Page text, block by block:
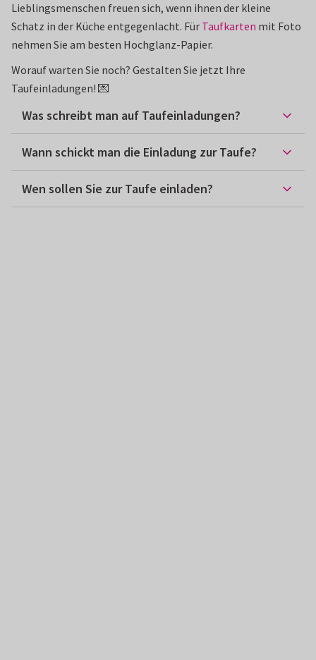
Lieblingsmenschen freuen sich, wenn ihnen der kleine
Schatz in der Küche entgegenlacht. Für Taufkarten mit Foto
nehmen Sie am besten Hochglanz-Papier.
Worauf warten Sie noch? Gestalten Sie jetzt Ihre
Taufeinladungen! 💌
Was schreibt man auf Taufeinladungen?
Wann schickt man die Einladung zur Taufe?
Wen sollen Sie zur Taufe einladen?